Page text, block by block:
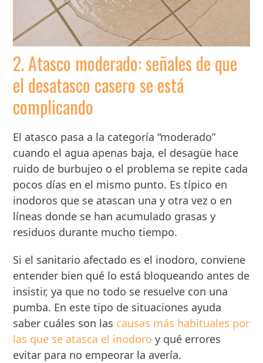
2. Atasco moderado: señales de que
el desatasco casero se está
complicando
El atasco pasa a la categoría “moderado”
cuando el agua apenas baja, el desagüe hace
ruido de burbujeo o el problema se repite cada
pocos días en el mismo punto. Es típico en
inodoros que se atascan una y otra vez o en
líneas donde se han acumulado grasas y
residuos durante mucho tiempo.
Si el sanitario afectado es el inodoro, conviene
entender bien qué lo está bloqueando antes de
insistir, ya que no todo se resuelve con una
pumba. En este tipo de situaciones ayuda
saber cuáles son las causas más habituales por
las que se atasca el inodoro y qué errores
evitar para no empeorar la avería.